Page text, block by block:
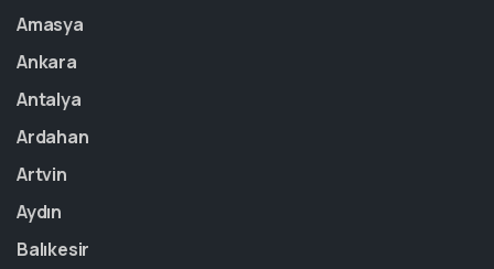
Amasya
Ankara
Antalya
Ardahan
Artvin
Aydın
Balıkesir